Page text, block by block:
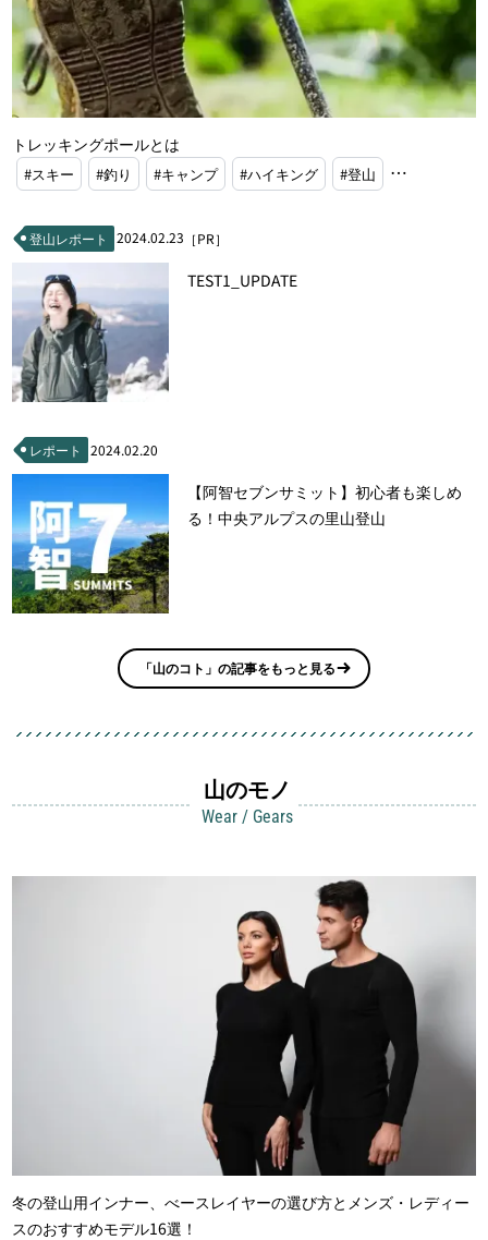
トレッキングポールとは
#スキー #釣り #キャンプ #ハイキング #登山
登山レポート 2024.02.23 ［PR］
TEST1_UPDATE
レポート 2024.02.20
【阿智セブンサミット】初心者も楽しめ
る！中央アルプスの里山登山
「山のコト」の記事をもっと見る
山のモノ
Wear / Gears
冬の登山用インナー、べースレイヤーの選び方とメンズ・レディー
スのおすすめモデル16選！